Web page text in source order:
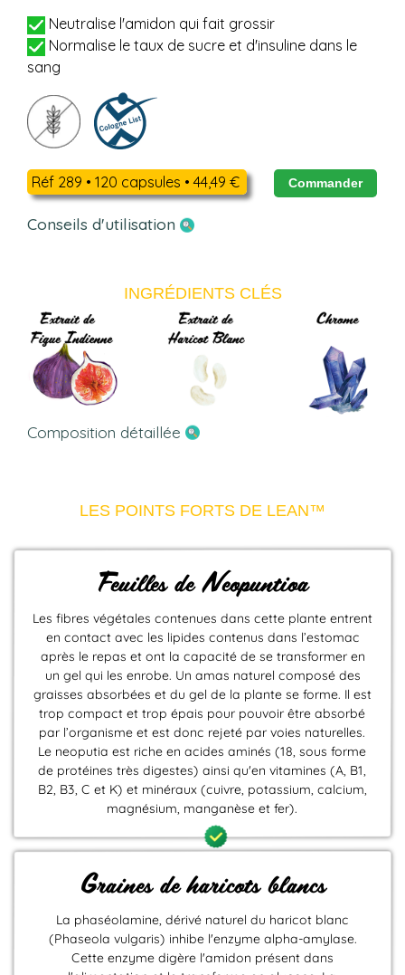
Neutralise l'amidon qui fait grossir
Normalise le taux de sucre et d'insuline dans le
sang
Réf 289 • 120 capsules • 44,49 € Commander
Conseils d'utilisation
INGRÉDIENTS CLÉS
Composition détaillée
LES POINTS FORTS DE LEAN™
Feuilles de Neopuntioa
Les fibres végétales contenues dans cette plante entrent
en contact avec les lipides contenus dans l’estomac
après le repas et ont la capacité de se transformer en
un gel qui les enrobe. Un amas naturel composé des
graisses absorbées et du gel de la plante se forme. Il est
trop compact et trop épais pour pouvoir être absorbé
par l’organisme et est donc rejeté par voies naturelles.
Le neoputia est riche en acides aminés (18, sous forme
de protéines très digestes) ainsi qu'en vitamines (A, B1,
B2, B3, C et K) et minéraux (cuivre, potassium, calcium,
magnésium, manganèse et fer).
Graines de haricots blancs
La phaséolamine, dérivé naturel du haricot blanc
(Phaseola vulgaris) inhibe l'enzyme alpha-amylase.
Cette enzyme digère l'amidon présent dans